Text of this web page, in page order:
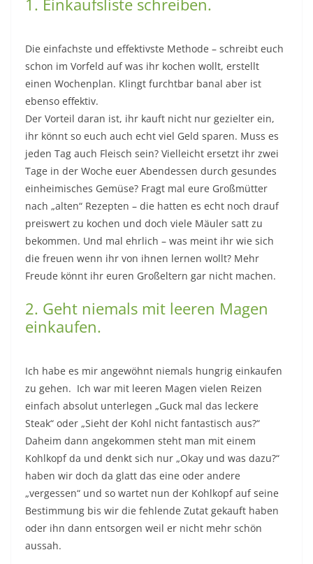
1. Einkaufsliste schreiben.
Die einfachste und effektivste Methode – schreibt euch
schon im Vorfeld auf was ihr kochen wollt, erstellt
einen Wochenplan. Klingt furchtbar banal aber ist
ebenso effektiv.
Der Vorteil daran ist, ihr kauft nicht nur gezielter ein,
ihr könnt so euch auch echt viel Geld sparen. Muss es
jeden Tag auch Fleisch sein? Vielleicht ersetzt ihr zwei
Tage in der Woche euer Abendessen durch gesundes
einheimisches Gemüse? Fragt mal eure Großmütter
nach „alten“ Rezepten – die hatten es echt noch drauf
preiswert zu kochen und doch viele Mäuler satt zu
bekommen. Und mal ehrlich – was meint ihr wie sich
die freuen wenn ihr von ihnen lernen wollt? Mehr
Freude könnt ihr euren Großeltern gar nicht machen.
2. Geht niemals mit leeren Magen
einkaufen.
Ich habe es mir angewöhnt niemals hungrig einkaufen
zu gehen. Ich war mit leeren Magen vielen Reizen
einfach absolut unterlegen „Guck mal das leckere
Steak“ oder „Sieht der Kohl nicht fantastisch aus?“
Daheim dann angekommen steht man mit einem
Kohlkopf da und denkt sich nur „Okay und was dazu?“
haben wir doch da glatt das eine oder andere
„vergessen“ und so wartet nun der Kohlkopf auf seine
Bestimmung bis wir die fehlende Zutat gekauft haben
oder ihn dann entsorgen weil er nicht mehr schön
aussah.